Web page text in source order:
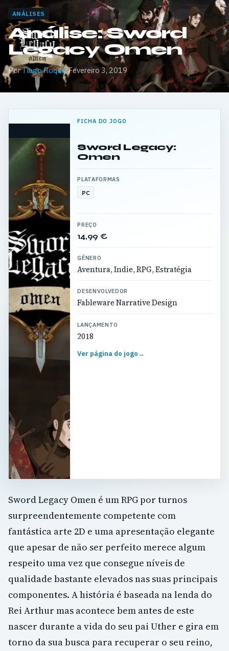
ANÁLISES
Análise: Sword
Legacy Omen
PorTiago Roque·Fevereiro 3, 2019
FICHA DO JOGO
Sword Legacy:
Omen
PLATAFORMAS
PC
PREÇO
14,99 €
GÉNERO
Aventura, Indie, RPG, Estratégia
DESENVOLVEDOR
Fableware Narrative Design
LANÇAMENTO
2018
Ver página do jogo→
Sword Legacy Omen é um RPG por turnos
surpreendentemente competente com
fantástica arte 2D e uma apresentação elegante
que apesar de não ser perfeito merece algum
respeito uma vez que consegue níveis de
qualidade bastante elevados nas suas principais
componentes. A história é baseada na lenda do
Rei Arthur mas acontece bem antes de este
nascer durante a vida do seu pai Uther e gira em
torno da sua busca para recuperar o seu reino,